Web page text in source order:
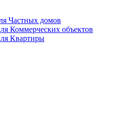
Частных домов
Коммерческих объектов
Квартиры